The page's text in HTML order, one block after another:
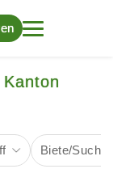
Biete/Suche